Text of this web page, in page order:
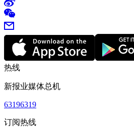
热线
新报业媒体总机
63196319
订阅热线